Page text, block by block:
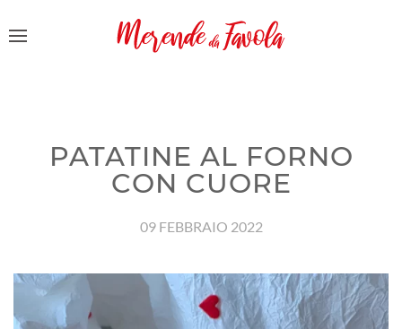
PATATINE AL FORNO
CON CUORE
09 FEBBRAIO 2022